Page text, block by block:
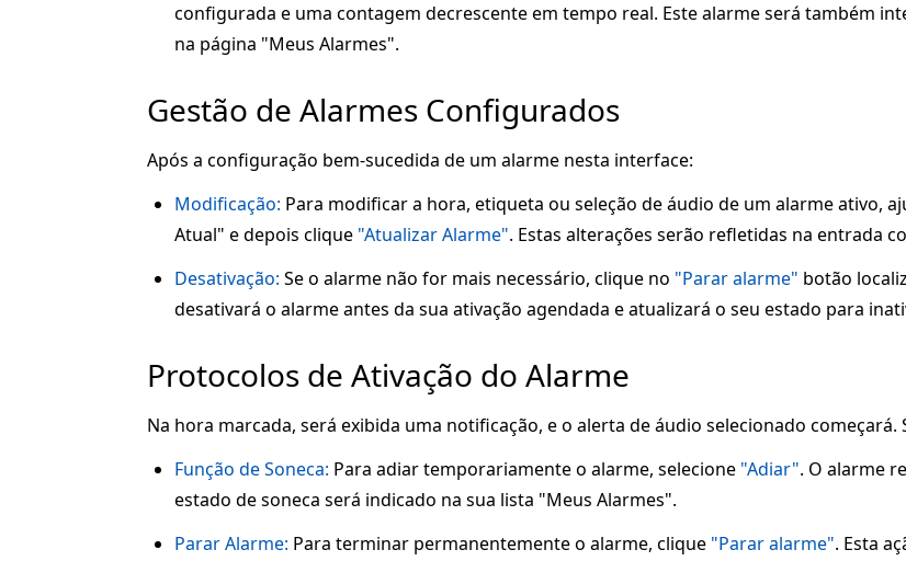
configurada e uma contagem decrescente em tempo real. Este alarme será também
na página "Meus Alarmes".
Gestão de Alarmes Configurados
Após a configuração bem-sucedida de um alarme nesta interface:
Modificação: Para modificar a hora, etiqueta ou seleção de áudio de um alarme ativo,
Atual" e depois clique "Atualizar Alarme". Estas alterações serão refletidas na entrada
Desativação: Se o alarme não for mais necessário, clique no "Parar alarme" botão
desativará o alarme antes da sua ativação agendada e atualizará o seu estado para
Protocolos de Ativação do Alarme
Na hora marcada, será exibida uma notificação, e o alerta de áudio selecionado
Função de Soneca: Para adiar temporariamente o alarme, selecione "Adiar". O alarme
estado de soneca será indicado na sua lista "Meus Alarmes".
Parar Alarme: Para terminar permanentemente o alarme, clique "Parar alarme". Esta